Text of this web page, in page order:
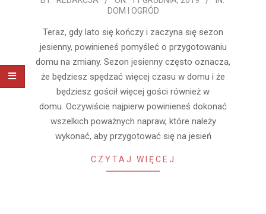
11
DOM I OGRÓD
Teraz, gdy lato się kończy i zaczyna się sezon
jesienny, powinieneś pomyśleć o przygotowaniu
domu na zmiany. Sezon jesienny często oznacza,
że ​​będziesz spędzać więcej czasu w domu i że
będziesz gościł więcej gości również w
domu. Oczywiście najpierw powinieneś dokonać
wszelkich poważnych napraw, które należy
wykonać, aby przygotować się na jesień
CZYTAJ WIĘCEJ